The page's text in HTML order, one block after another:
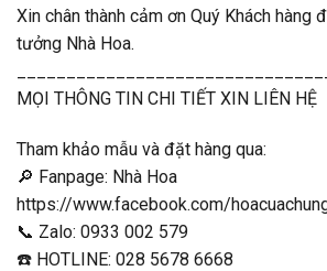
Xin chân thành cảm ơn Quý Khách hàng
tưởng Nhà Hoa.
MỌI THÔNG TIN CHI TIẾT XIN LIÊN HỆ
Tham khảo mẫu và đặt hàng qua:
🔎 Fanpage: Nhà Hoa
https://www.facebook.com/
📞 Zalo: 0933 002 579
☎️ HOTLINE: 028 5678 6668